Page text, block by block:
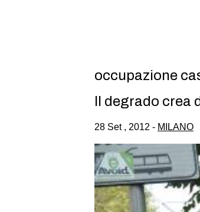
occupazione
Il degrado crea
28 Set , 2012 - MILANO